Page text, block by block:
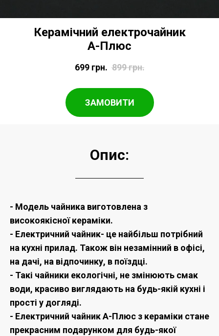
Керамічний електрочайник
А-Плюс
699 грн. 899грн.
ЗАМОВИТИ
Опис:
- Модель чайника виготовлена з
високоякісної кераміки.
- Електричний чайник- це найбільш потрібний
на кухні прилад. Також він незамінний в офісі,
на дачі, на відпочинку, в поїздці.
- Такі чайники екологічні, не змінюють смак
води, красиво виглядають на будь-якій кухні і
прості у догляді.
- Електричний чайник А-Плюс з кераміки стане
прекрасним подарунком для будь-якої